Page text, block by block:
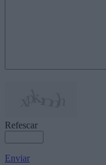
Refescar
Enviar